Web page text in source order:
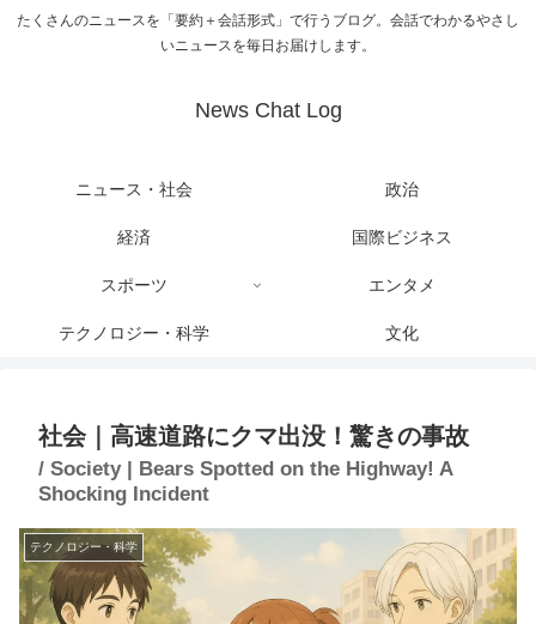
たくさんのニュースを「要約＋会話形式」で行うブログ。会話でわかるやさし
いニュースを毎日お届けします。
News Chat Log
ニュース・社会 政治
経済 国際ビジネス
スポーツ エンタメ
テクノロジー・科学 文化
社会｜高速道路にクマ出没！驚きの事故
/ Society | Bears Spotted on the Highway! A
Shocking Incident
テクノロジー・科学